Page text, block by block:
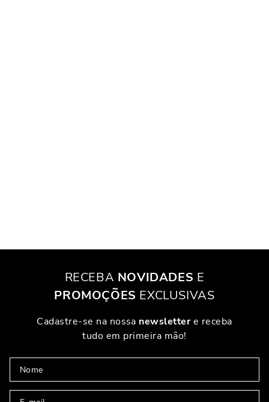
RECEBA NOVIDADES E
PROMOÇÕES EXCLUSIVAS
Cadastre-se na nossa newslettere receba
tudo em primeira mão!